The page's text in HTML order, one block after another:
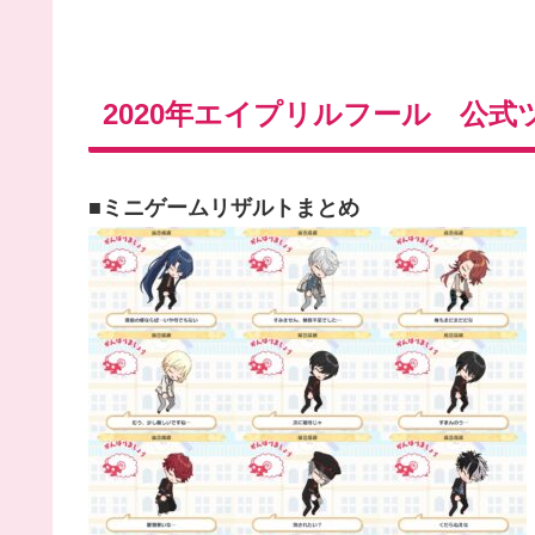
2020年エイプリルフール 公式
■ミニゲームリザルトまとめ